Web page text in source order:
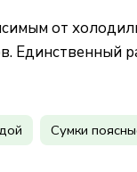
от
Единственный
Сумки